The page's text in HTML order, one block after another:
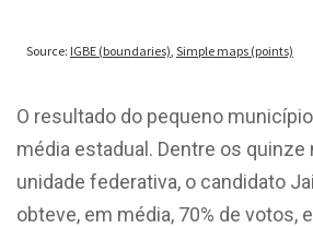
O resultado do pequeno
média estadual. Dentre os
unidade federativa, o candidato
obteve, em média, 70% de votos,